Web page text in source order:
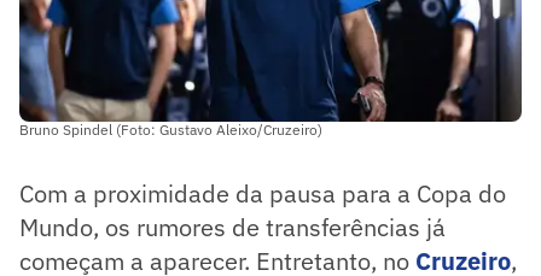
Bruno Spindel (Foto: Gustavo Aleixo/Cruzeiro)
Com a proximidade da pausa para a Copa do
Mundo, os rumores de transferências já
começam a aparecer. Entretanto, no Cruzeiro,